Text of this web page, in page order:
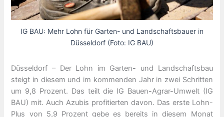
IG BAU: Mehr Lohn für Garten- und Landschaftsbauer in
Düsseldorf (Foto: IG BAU)
Düsseldorf – Der Lohn im Garten- und Landschaftsbau
steigt in diesem und im kommenden Jahr in zwei Schritten
um 9,8 Prozent. Das teilt die IG Bauen-Agrar-Umwelt (IG
BAU) mit. Auch Azubis profitierten davon. Das erste Lohn-
Plus von 5,9 Prozent gebe es bereits in diesem Monat